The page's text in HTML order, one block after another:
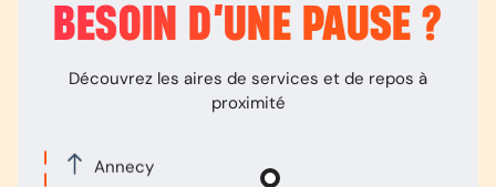
BESOIN D’UNE PAUSE ?
Découvrez les aires de services et de repos à
proximité
Annecy